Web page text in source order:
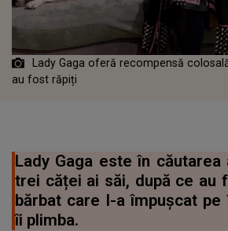
Lady Gaga oferă recompensă
au fost răpiți
Lady Gaga este în
trei căței ai săi, după ce au
bărbat care l-a împușcat
îi plimba.